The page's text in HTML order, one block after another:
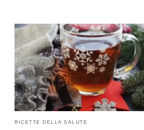
RICETTE DELLA SALUTE